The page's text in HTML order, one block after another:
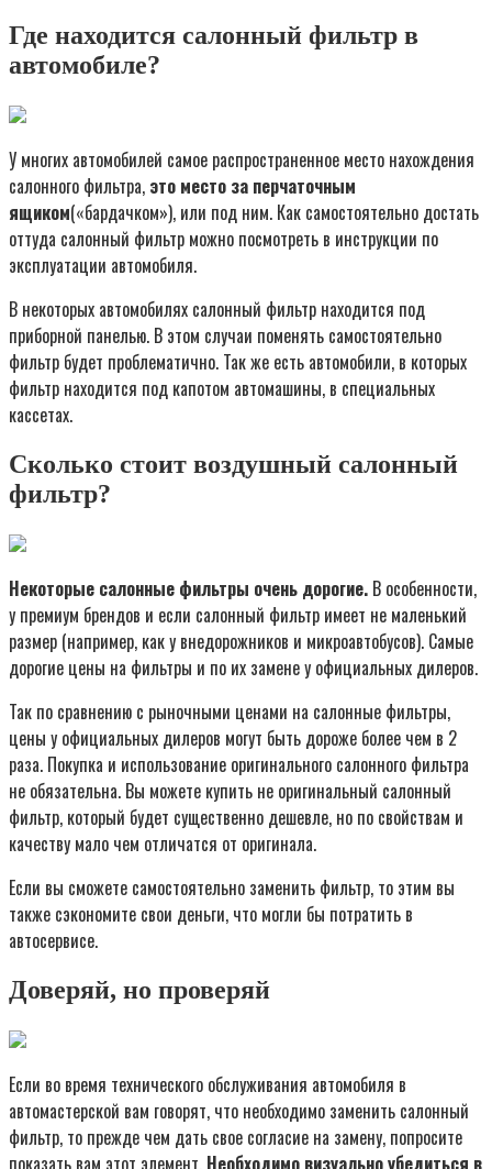
Где находится салонный фильтр в
автомобиле?
У многих автомобилей самое распространенное место нахождения
салонного фильтра, это место за перчаточным
ящиком(«бардачком»), или под ним. Как самостоятельно достать
оттуда салонный фильтр можно посмотреть в инструкции по
эксплуатации автомобиля.
В некоторых автомобилях салонный фильтр находится под
приборной панелью. В этом случаи поменять самостоятельно
фильтр будет проблематично. Так же есть автомобили, в которых
фильтр находится под капотом автомашины, в специальных
кассетах.
Сколько стоит воздушный салонный
фильтр?
Некоторые салонные фильтры очень дорогие. В особенности,
у премиум брендов и если салонный фильтр имеет не маленький
размер (например, как у внедорожников и микроавтобусов). Самые
дорогие цены на фильтры и по их замене у официальных дилеров.
Так по сравнению с рыночными ценами на салонные фильтры,
цены у официальных дилеров могут быть дороже более чем в 2
раза. Покупка и использование оригинального салонного фильтра
не обязательна. Вы можете купить не оригинальный салонный
фильтр, который будет существенно дешевле, но по свойствам и
качеству мало чем отличатся от оригинала.
Если вы сможете самостоятельно заменить фильтр, то этим вы
также сэкономите свои деньги, что могли бы потратить в
автосервисе.
Доверяй, но проверяй
Если во время технического обслуживания автомобиля в
автомастерской вам говорят, что необходимо заменить салонный
фильтр, то прежде чем дать свое согласие на замену, попросите
показать вам этот элемент. Необходимо визуально убедиться в